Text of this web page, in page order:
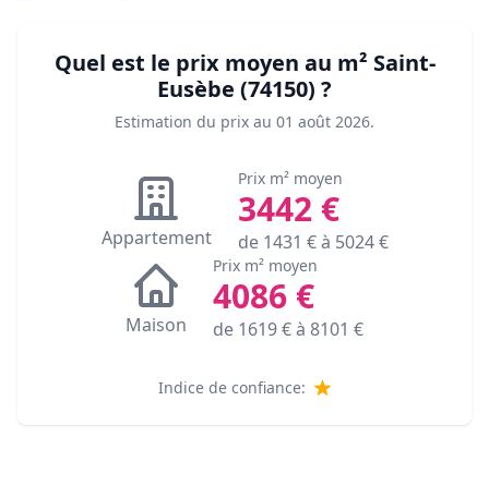
Quel est le prix moyen au m² Saint-
Eusèbe (74150) ?
Estimation du prix au 01 août 2026.
Appartement
Prix m² moyen
3442€
de 1431 € à 5024€
Maison
Prix m² moyen
4086 €
de 1619€ à 8101 €
Indice de confiance: